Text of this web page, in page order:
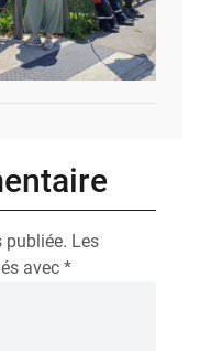
publiée. Les
avec *